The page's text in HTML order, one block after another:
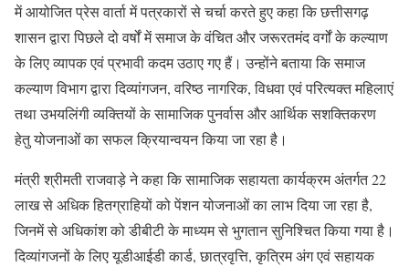
में आयोजित प्रेस वार्ता में पत्रकारों से चर्चा करते हुए कहा कि छत्तीसगढ़
शासन द्वारा पिछले दो वर्षों में समाज के वंचित और जरूरतमंद वर्गों के कल्याण
के लिए व्यापक एवं प्रभावी कदम उठाए गए हैं। उन्होंने बताया कि समाज
कल्याण विभाग द्वारा दिव्यांगजन, वरिष्ठ नागरिक, विधवा एवं परित्यक्त महिलाएं
तथा उभयलिंगी व्यक्तियों के सामाजिक पुनर्वास और आर्थिक सशक्तिकरण
हेतु योजनाओं का सफल क्रियान्वयन किया जा रहा है।
मंत्री श्रीमती राजवाड़े ने कहा कि सामाजिक सहायता कार्यक्रम अंतर्गत 22
लाख से अधिक हितग्राहियों को पेंशन योजनाओं का लाभ दिया जा रहा है,
जिनमें से अधिकांश को डीबीटी के माध्यम से भुगतान सुनिश्चित किया गया है।
दिव्यांगजनों के लिए यूडीआईडी कार्ड, छात्रवृत्ति, कृत्रिम अंग एवं सहायक